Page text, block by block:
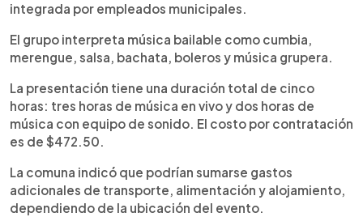
integrada por empleados municipales.
El grupo interpreta música bailable como cumbia,
merengue, salsa, bachata, boleros y música grupera.
La presentación tiene una duración total de cinco
horas: tres horas de música en vivo y dos horas de
música con equipo de sonido. El costo por contratación
es de $472.50.
La comuna indicó que podrían sumarse gastos
adicionales de transporte, alimentación y alojamiento,
dependiendo de la ubicación del evento.